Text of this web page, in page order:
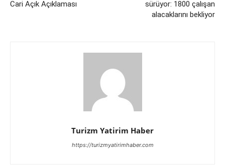
Cari Açık Açıklaması
sürüyor: 1800 çalışan
alacaklarını bekliyor
Turizm Yatirim Haber
https://turizmyatirimhaber.com